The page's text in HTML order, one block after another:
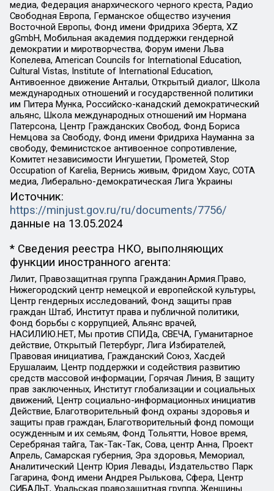
медиа, Федерация анархического черного креста, Радио
Свободная Европа, Германское общество изучения
Восточной Европы, Фонд имени Фридриха Эберта, XZ
gGmbH, Мобильная академия поддержки гендерной
демократии и миротворчества, Форум имени Льва
Копелева, American Councils for International Education,
Cultural Vistas, Institute of International Education,
Антивоенное движение Антальи, Открытый диалог, Школа
международных отношений и государственной политики
им Питера Мунка, Российско-канадский демократический
альянс, Школа международных отношений им Нормана
Патерсона, Центр Гражданских Свобод, Фонд Бориса
Немцова за Свободу, Фонд имени Фридриха Науманна за
свободу, Феминистское антивоенное сопротивление,
Комитет независимости Ингушетии, Прометей, Stop
Occupation of Karelia, Вернись живым, Фридом Хаус, СОТА
медиа, Либерально-демократическая Лига Украины
Источник:
https://minjust.gov.ru/ru/documents/7756/
данные на 13.05.2024
* Сведения реестра НКО, выполняющих
функции иностранного агента:
Лилит, Правозащитная группа Гражданин.Армия.Право,
Нижегородский центр немецкой и европейской культуры,
Центр гендерных исследований, Фонд защиты прав
граждан Штаб, Институт права и публичной политики,
Фонд борьбы с коррупцией, Альянс врачей,
НАСИЛИЮ.НЕТ, Мы против СПИДа, СВЕЧА, Гуманитарное
действие, Открытый Петербург, Лига Избирателей,
Правовая инициатива, Гражданский Союз, Хасдей
Ерушалаим, Центр поддержки и содействия развитию
средств массовой информации, Горячая Линия, В защиту
прав заключенных, Институт глобализации и социальных
движений, Центр социально-информационных инициатив
Действие, Благотворительный фонд охраны здоровья и
защиты прав граждан, Благотворительный фонд помощи
осужденным и их семьям, Фонд Тольятти, Новое время,
Серебряная тайга, Так-Так-Так, Сова, центр Анна, Проект
Апрель, Самарская губерния, Эра здоровья, Мемориал,
Аналитический Центр Юрия Левады, Издательство Парк
Гагарина, Фонд имени Андрея Рылькова, Сфера, Центр
СИБАЛЬТ, Уральская правозащитная группа, Женщины